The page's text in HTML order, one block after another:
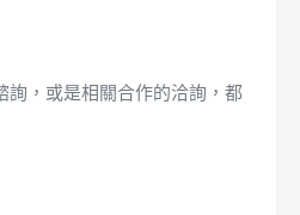
詢，或是相關合作的洽詢，都